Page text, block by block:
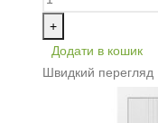
+
Додати в кошик
Швидкий перегляд